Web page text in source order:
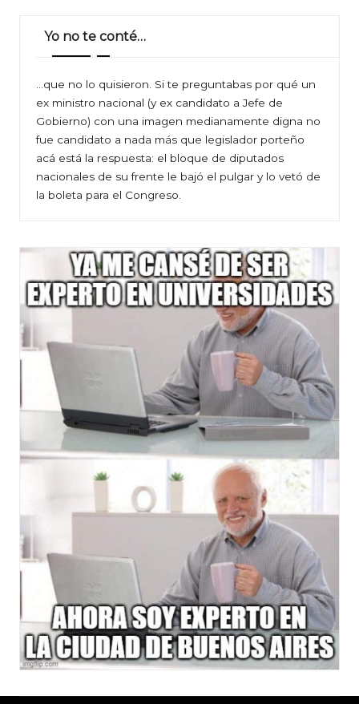
Yo no te conté…
…que no lo quisieron. Si te preguntabas por qué un
ex ministro nacional (y ex candidato a Jefe de
Gobierno) con una imagen medianamente digna no
fue candidato a nada más que legislador porteño
acá está la respuesta: el bloque de diputados
nacionales de su frente le bajó el pulgar y lo vetó de
la boleta para el Congreso.